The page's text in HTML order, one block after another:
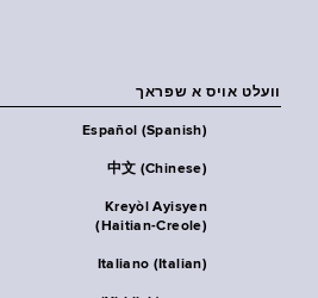
וועלט אויס א שפראך
Español (Spanish)
中文 (Chinese)
Kreyòl Ayisyen
(Haitian-Creole)
Italiano (Italian)